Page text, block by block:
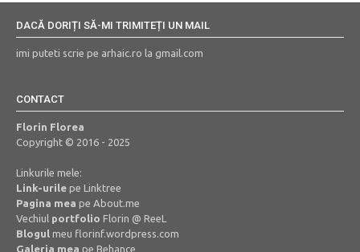
DACĂ DORIȚI SĂ-MI TRIMITEȚI UN MAIL
imi puteti scrie pe arhaic.ro la gmail.com
CONTACT
Florin Florea
Copyright © 2016 - 2025
Linkurile mele:
Link-urile pe Linktree
Pagina mea pe About.me
Vechiul portfolio Florin @ ReeL
Blogul meu florinf.wordpress.com
Galeria mea pe Behance